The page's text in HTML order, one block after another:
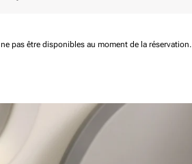
pas être disponibles au moment de la réservation.